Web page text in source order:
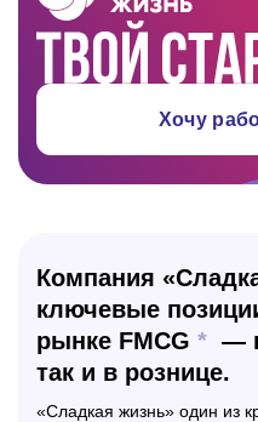
Хочу
Компания
ключевые
рынке FMCG * —
так и в рознице.
«Сладкая жизнь» один из